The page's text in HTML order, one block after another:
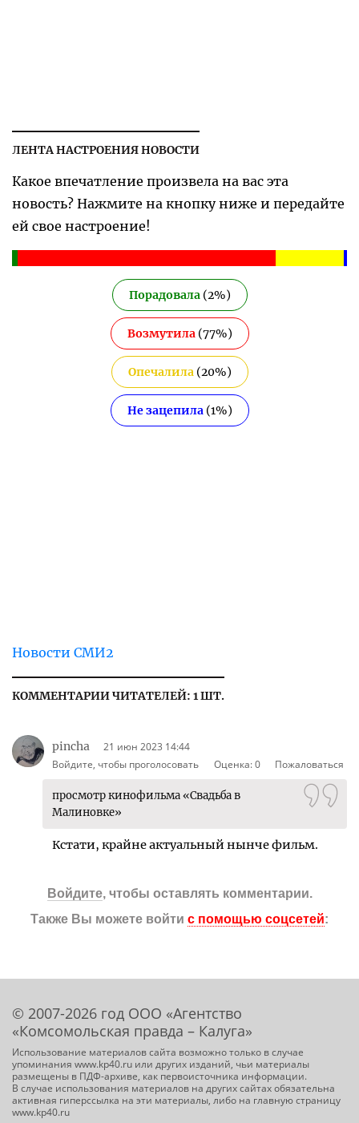
ЛЕНТА НАСТРОЕНИЯ НОВОСТИ
Какое впечатление произвела на вас эта
новость? Нажмите на кнопку ниже и передайте
ей свое настроение!
Порадовала(2%)
Возмутила(77%)
Опечалила(20%)
Не зацепила(1%)
Новости СМИ2
КОММЕНТАРИИ ЧИТАТЕЛЕЙ: 1 ШТ.
pincha
21 июн 2023 14:44
Войдите, чтобы проголосовать
Оценка:0 Пожаловаться
просмотр кинофильма «Свадьба в
Малиновке»
Кстати, крайне актуальный нынче фильм.
Войдите, чтобы оставлять комментарии.
Также Вы можете войти с помощью соцсетей:
© 2007-2026 год ООО «Агентство
«Комсомольская правда – Калуга»
Использование материалов сайта возможно только в случае
упоминания www.kp40.ru или других изданий, чьи материалы
размещены в ПДФ-архиве, как первоисточника информации.
В случае использования материалов на других сайтах обязательна
активная гиперссылка на эти материалы, либо на главную страницу
www.kp40.ru